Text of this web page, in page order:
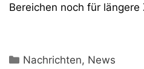
Bereichen noch für
Kategorien
Nachrichten, News